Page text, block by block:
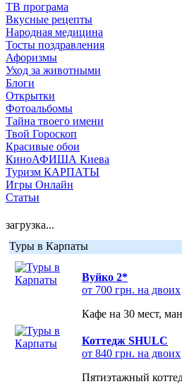
ТВ програма
Вкусные рецепты
Народная медицина
Тосты поздравления
Афоризмы
Уход за животными
Блоги
Открытки
Фотоальбомы
Тайна твоего имени
Твой Гороскоп
Красивые обои
КиноАФИША Киева
Туризм КАРПАТЫ
Игры Онлайн
Статьи
загрузка...
Туры в Карпаты
Вуйко 2*
от 700 грн. на двоих
Кафе на 30 мест,
Коттедж SHULC
от 840 грн. на двоих
Пятиэтажный